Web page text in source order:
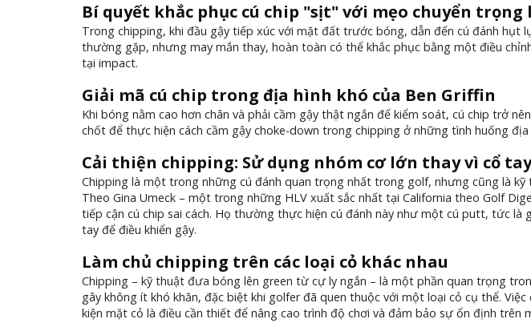
Bí quyết khắc phục cú chip "sịt" với mẹo chuyển trọng
Trong chipping, khi đầu gậy tiếp xúc với mặt đất trước bóng, dẫn đến cú đánh hụt
thường gặp, nhưng may mắn thay, hoàn toàn có thể khắc phục bằng một điều
tại impact.
Giải mã cú chip trong địa hình khó của Ben Griffin
Khi bóng nằm cao hơn chân và phải cầm gậy thật ngắn để kiểm soát, cú chip trở
chốt để thực hiện cách cầm gậy choke-down trong chipping ở những tình huống
Cải thiện chipping: Sử dụng nhóm cơ lớn thay vì cổ tay
Chipping là một trong những cú đánh quan trọng nhất trong golf, nhưng cũng là
Theo Gina Umeck – một trong những HLV xuất sắc nhất tại California theo Golf
tiếp cận cú chip sai cách. Họ thường thực hiện cú đánh này như một cú putt, tức là
tay để điều khiển gậy.
Làm chủ chipping trên các loại cỏ khác nhau
Chipping – kỹ thuật đưa bóng lên green từ cự ly ngắn – là một phần quan trọng
gây không ít khó khăn, đặc biệt khi golfer đã quen thuộc với một loại cỏ cụ thể.
kiện mặt cỏ là điều cần thiết để nâng cao trình độ chơi và đảm bảo sự ổn định trên